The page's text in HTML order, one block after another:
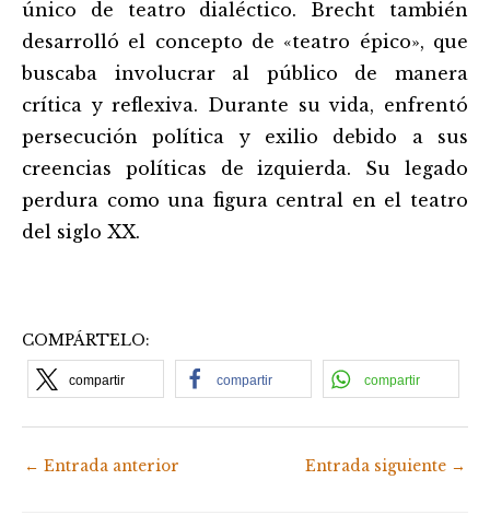
único de teatro dialéctico. Brecht también
desarrolló el concepto de «teatro épico», que
buscaba involucrar al público de manera
crítica y reflexiva. Durante su vida, enfrentó
persecución política y exilio debido a sus
creencias políticas de izquierda. Su legado
perdura como una figura central en el teatro
del siglo XX.
COMPÁRTELO:
compartir compartir compartir
← Entrada anterior Entrada siguiente →